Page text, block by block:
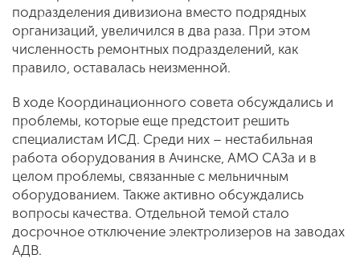
подразделения дивизиона вместо подрядных
организаций, увеличился в два раза. При этом
численность ремонтных подразделений, как
правило, оставалась неизменной.
В ходе Координационного совета обсуждались и
проблемы, которые еще предстоит решить
специалистам ИСД. Среди них – нестабильная
работа оборудования в Ачинске, АМО САЗа и в
целом проблемы, связанные с мельничным
оборудованием. Также активно обсуждались
вопросы качества. Отдельной темой стало
досрочное отключение электролизеров на заводах
АДВ.